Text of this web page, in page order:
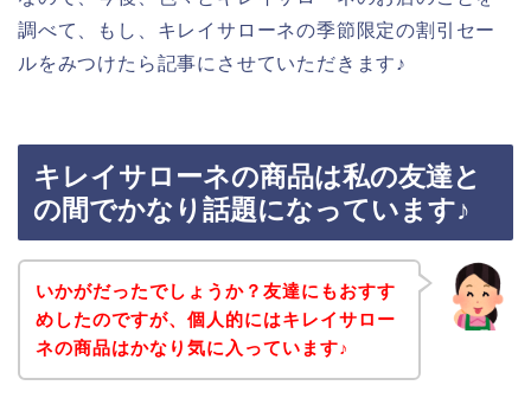
調べて、もし、キレイサローネの季節限定の割引セー
ルをみつけたら記事にさせていただきます♪
キレイサローネの商品は私の友達と
の間でかなり話題になっています♪
いかがだったでしょうか？友達にもおすす
めしたのですが、個人的にはキレイサロー
ネの商品はかなり気に入っています♪